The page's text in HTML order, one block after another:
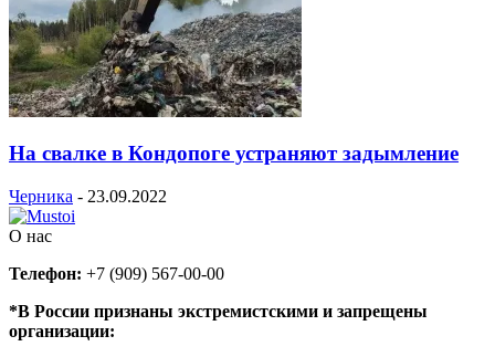
На свалке в Кондопоге устраняют задымление
Черника - 23.09.2022
О нас
Телефон: +7 (909) 567-00-00
*В России признаны экстремистскими и запрещены
организации: